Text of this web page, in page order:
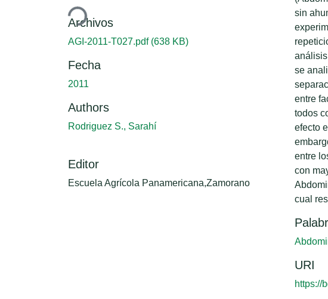
Archivos
AGI-2011-T027.pdf (638 KB)
Fecha
2011
Authors
Rodriguez S., Sarahí
Editor
Escuela Agrícola Panamericana,Zamorano
sin
se
entre
todos
efecto
entre
con
cual
URI
https://